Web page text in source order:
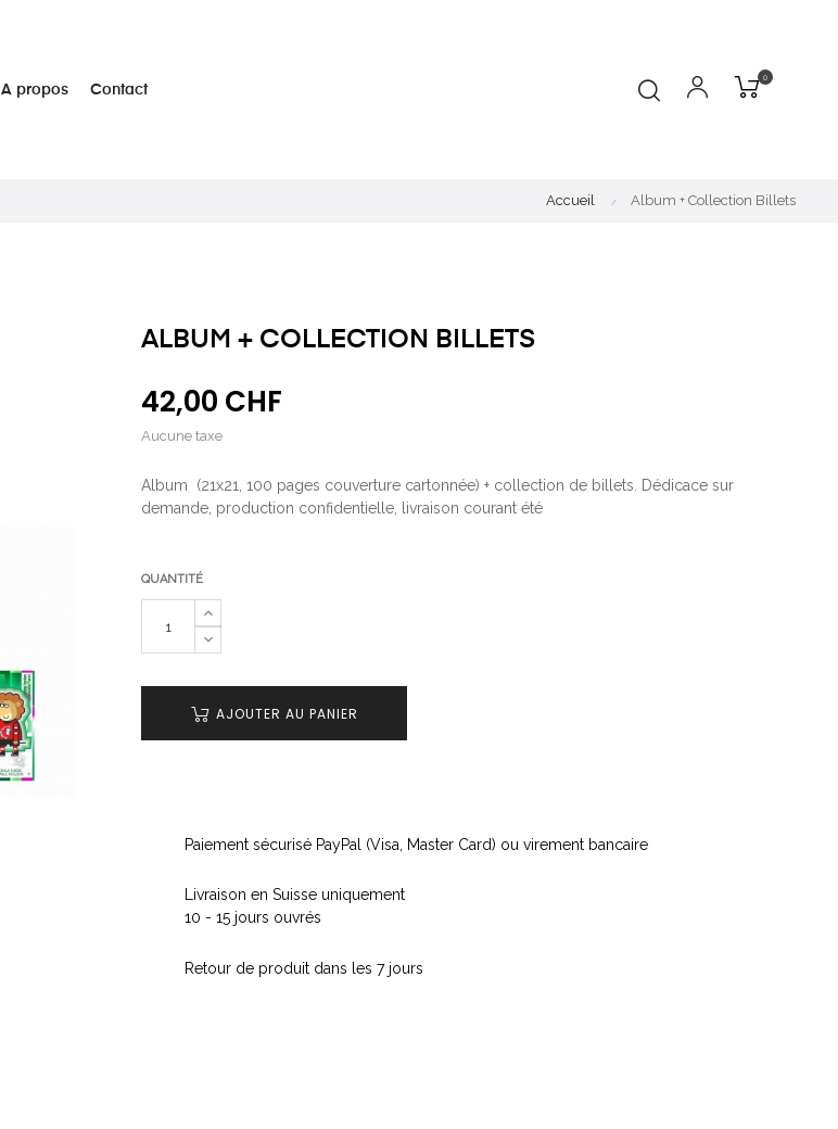
A propos Contact
0
Accueil Album + Collection Billets
ALBUM + COLLECTION BILLETS
42,00 CHF
Aucune taxe
Album (21x21, 100 pages couverture cartonnée) + collection de billets. Dédicace sur
demande, production confidentielle, livraison courant été
QUANTITÉ
AJOUTER AU PANIER
Paiement sécurisé PayPal (Visa, Master Card) ou virement bancaire
Livraison en Suisse uniquement
10 - 15 jours ouvrés
Retour de produit dans les 7 jours